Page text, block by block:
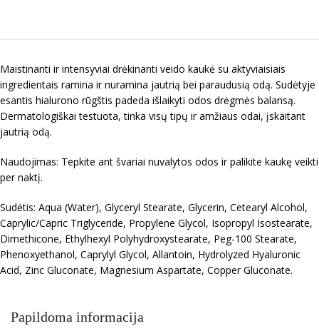
Maistinanti ir intensyviai drėkinanti veido kaukė su aktyviaisiais
ingredientais ramina ir nuramina jautrią bei paraudusią odą. Sudėtyje
esantis hialurono rūgštis padeda išlaikyti odos drėgmės balansą.
Dermatologiškai testuota, tinka visų tipų ir amžiaus odai, įskaitant
jautrią odą.
Naudojimas: Tepkite ant švariai nuvalytos odos ir palikite kaukę veikti
per naktį.
Sudėtis: Aqua (Water), Glyceryl Stearate, Glycerin, Cetearyl Alcohol,
Caprylic/Capric Triglyceride, Propylene Glycol, Isopropyl Isostearate,
Dimethicone, Ethylhexyl Polyhydroxystearate, Peg-100 Stearate,
Phenoxyethanol, Caprylyl Glycol, Allantoin, Hydrolyzed Hyaluronic
Acid, Zinc Gluconate, Magnesium Aspartate, Copper Gluconate.
Papildoma informacija